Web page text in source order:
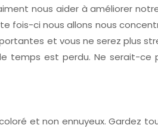
nous aider à améliorer
ci nous allons nous
et vous ne serez plus
est perdu. Ne serait-ce
et non ennuyeux. Gardez